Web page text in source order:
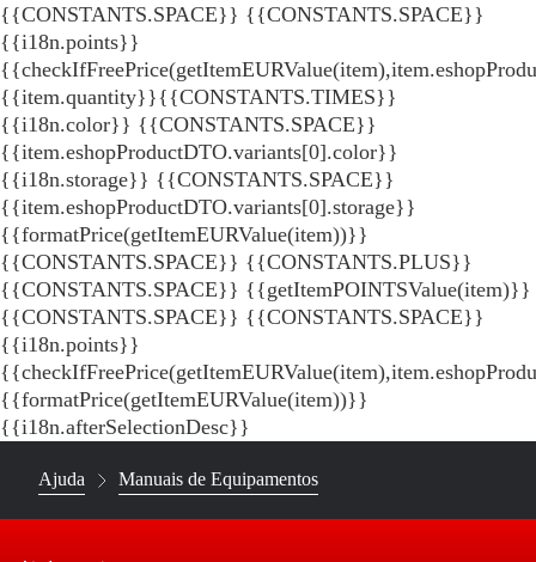
{{CONSTANTS.SPACE}} {{CONSTANTS.SPACE}}
{{i18n.points}}
{{item.quantity}}{{CONSTANTS.TIMES}}
{{i18n.color}} {{CONSTANTS.SPACE}}
{{item.eshopProductDTO.variants[0].color}}
{{i18n.storage}} {{CONSTANTS.SPACE}}
{{item.eshopProductDTO.variants[0].storage}}
{{formatPrice(getItemEURValue(item))}}
{{CONSTANTS.SPACE}} {{CONSTANTS.PLUS}}
{{CONSTANTS.SPACE}} {{getItemPOINTSValue(item)}}
{{CONSTANTS.SPACE}} {{CONSTANTS.SPACE}}
{{i18n.points}}
{{formatPrice(getItemEURValue(item))}}
{{i18n.afterSelectionDesc}}
Ajuda Manuais de Equipamentos